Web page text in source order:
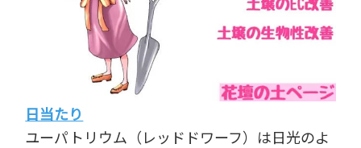
日当たり
ユーパトリウム（レッドドワーフ）は日光のよ